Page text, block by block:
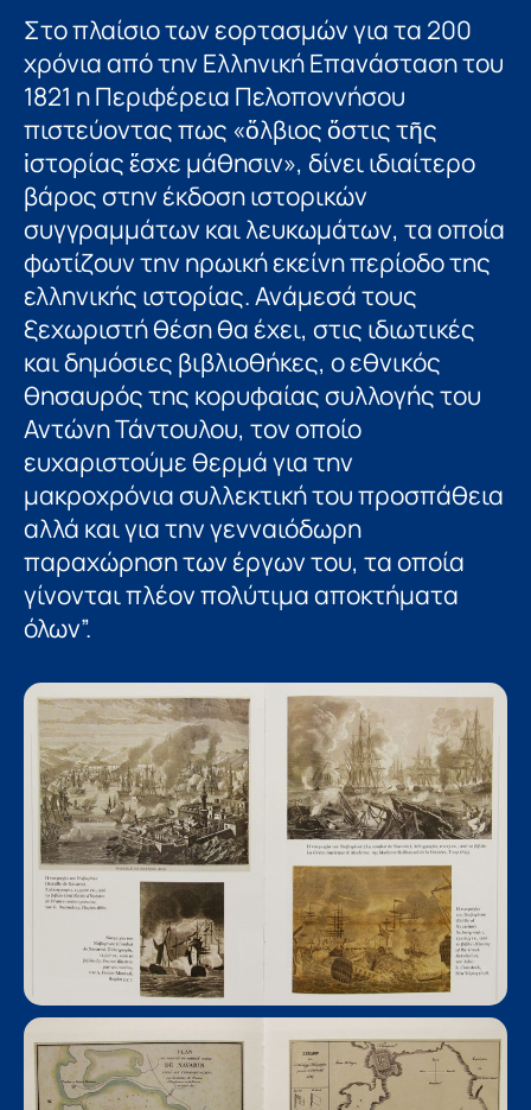
Στο πλαίσιο των εορτασμών για τα 200
χρόνια από την Ελληνική Επανάσταση του
1821 η Περιφέρεια Πελοποννήσου
πιστεύοντας πως «ὄλβιος ὅστις τῆς
ἱστορίας ἔσχε μάθησιν», δίνει ιδιαίτερο
βάρος στην έκδοση ιστορικών
συγγραμμάτων και λευκωμάτων, τα οποία
φωτίζουν την ηρωική εκείνη περίοδο της
ελληνικής ιστορίας. Ανάμεσά τους
ξεχωριστή θέση θα έχει, στις ιδιωτικές
και δημόσιες βιβλιοθήκες, ο εθνικός
θησαυρός της κορυφαίας συλλογής του
Αντώνη Τάντουλου, τον οποίο
ευχαριστούμε θερμά για την
μακροχρόνια συλλεκτική του προσπάθεια
αλλά και για την γενναιόδωρη
παραχώρηση των έργων του, τα οποία
γίνονται πλέον πολύτιμα αποκτήματα
όλων”.